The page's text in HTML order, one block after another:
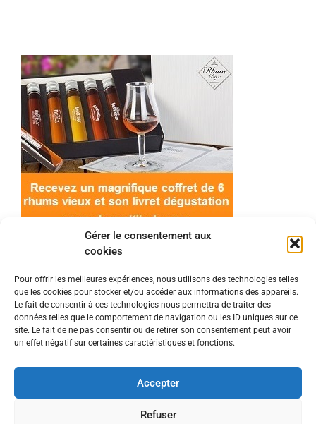
Gérer le consentement aux
cookies
Pour offrir les meilleures expériences, nous utilisons des technologies telles
que les cookies pour stocker et/ou accéder aux informations des appareils.
Le fait de consentir à ces technologies nous permettra de traiter des
données telles que le comportement de navigation ou les ID uniques sur ce
site. Le fait de ne pas consentir ou de retirer son consentement peut avoir
un effet négatif sur certaines caractéristiques et fonctions.
Accepter
Refuser
© 2022 Meilleur-rhum.net - Tous droits réservés
Mentions légales-Politique de cookies
En tant que Partenaire Amazon, je réalise un